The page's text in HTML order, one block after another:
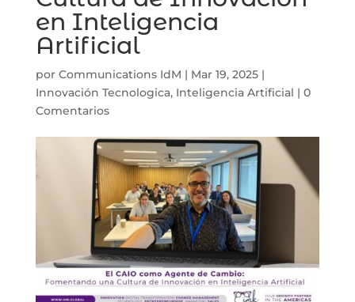
en Inteligencia
Artificial
por Communications IdM | Mar 19, 2025|
Innovación Tecnologica, Inteligencia Artificial | 0
Comentarios